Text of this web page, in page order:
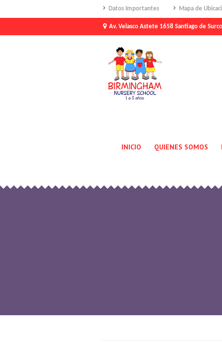
Datos Importantes Mapa de
Av. Velasco Astete 1658 Santiago de
INICIO QUIENES SOMOS